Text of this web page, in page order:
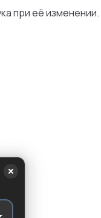
при её изменении.